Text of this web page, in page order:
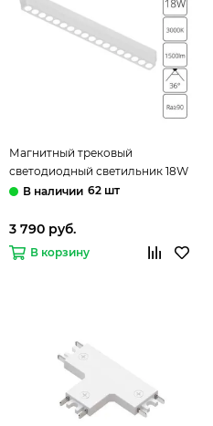
Магнитный трековый
светодиодный светильник 18W
3000K A1169PL-1WH белый Rapid
62 шт
3 790 руб.
В корзину